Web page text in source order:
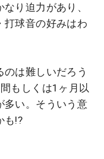
り迫力があり、
打球音の好みはわ
は難しいだろう
もしくは1ヶ月以
多い。そういう意
も!?